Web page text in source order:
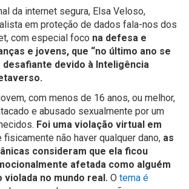
da internet segura, Elsa Veloso,
em proteção de dados fala-nos dos
com especial foco na defesa e
e jovens, que “no último ano se
devido à Inteligência
com menos de 16 anos, ou melhor,
e abusado sexualmente por um
Foi uma violação virtual em
fisicamente não haver qualquer dano, as
consideram que ela ficou
afetada como alguém
violada no mundo real. O tema é